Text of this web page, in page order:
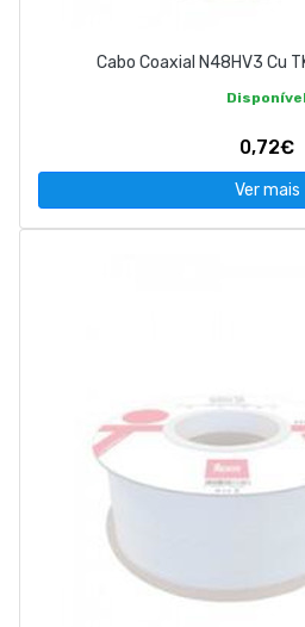
Cabo Coaxial N48HV3 Cu
Disponível
0,72€
Ver mais